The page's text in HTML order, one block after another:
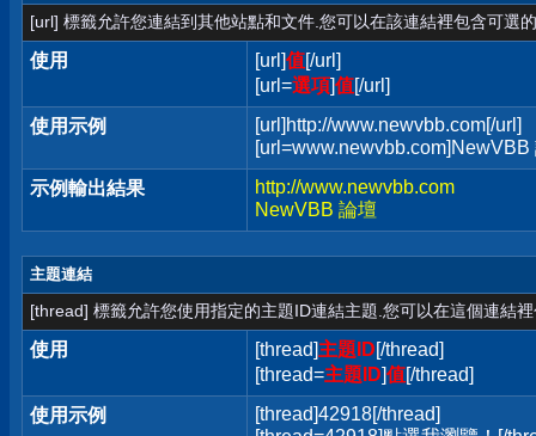
[url] 標籤允許您連結到其他站點和文件.您可以在該連結裡包含可選
使用 [url]值[/url]
[url=選項]值[/url]
使用示例
[url]http://www.newvbb.com[/url]
[url=www.newvbb.com]NewVBB
示例輸出結果
http://www.newvbb.com
NewVBB 論壇
主題連結
[thread] 標籤允許您使用指定的主題ID連結主題.您可以在這個連結
使用 [thread]主題ID[/thread]
[thread=主題ID]值[/thread]
使用示例
[thread]42918[/thread]